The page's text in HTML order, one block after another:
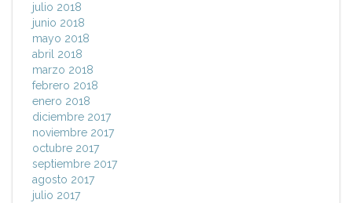
julio 2018
junio 2018
mayo 2018
abril 2018
marzo 2018
febrero 2018
enero 2018
diciembre 2017
noviembre 2017
octubre 2017
septiembre 2017
agosto 2017
julio 2017